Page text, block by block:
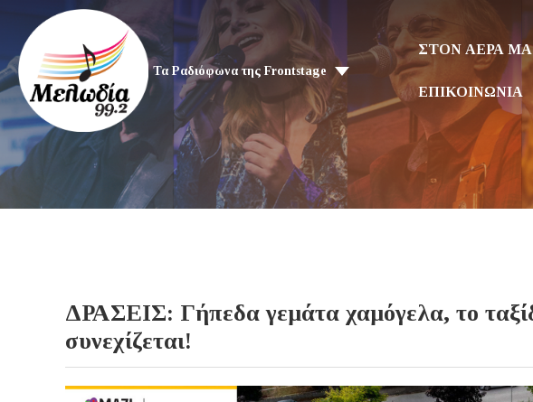
Τα Ραδιόφωνα της Frontstage
ΣΤΟΝ ΑΕΡΑ
ΕΠΙΚΟΙΝΩΝΙΑ
ΔΡΑΣΕΙΣ: Γήπεδα γεμάτα χαμόγελα, το
συνεχίζεται!